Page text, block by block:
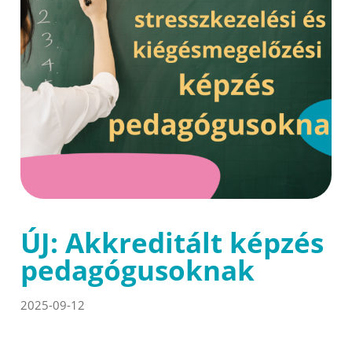
ÚJ: Akkreditált képzés
pedagógusoknak
2025-09-12